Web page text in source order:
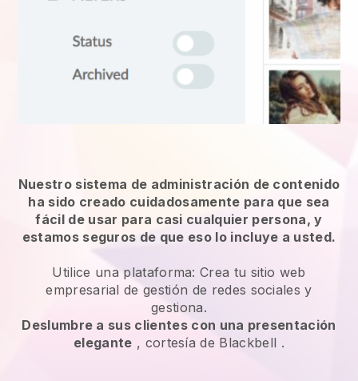
Nuestro sistema de administración de contenido
ha sido creado cuidadosamente para que sea
fácil de usar para casi cualquier persona, y
estamos seguros de que eso lo incluye a usted.
Utilice una plataforma:Crea tu sitio web
empresarial de gestión de redes sociales y
gestiona.
Deslumbre a sus clientes con una presentación
elegante , cortesía de Blackbell .